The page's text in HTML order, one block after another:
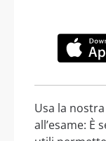
Usa la
all’esame: È